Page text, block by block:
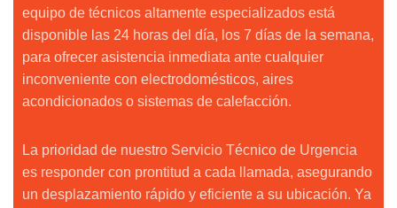
equipo de técnicos altamente especializados está
disponible las 24 horas del día, los 7 días de la semana,
para ofrecer asistencia inmediata ante cualquier
inconveniente con electrodomésticos, aires
acondicionados o sistemas de calefacción.
La prioridad de nuestro Servicio Técnico de Urgencia
es responder con prontitud a cada llamada, asegurando
un desplazamiento rápido y eficiente a su ubicación. Ya